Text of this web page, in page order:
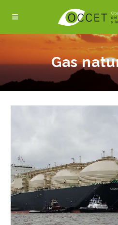
Gas